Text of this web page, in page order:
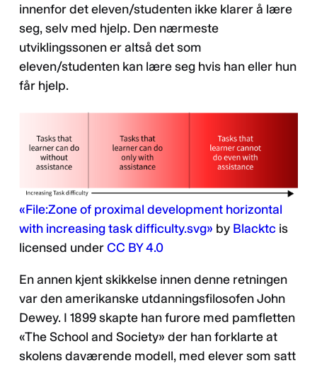
innenfor det eleven/studenten ikke klarer å lære
seg, selv med hjelp. Den nærmeste
utviklingssonen er altså det som
eleven/studenten kan lære seg hvis han eller hun
får hjelp.
«File:Zone of proximal development horizontal
with increasing task difficulty.svg» by Blacktc is
licensed underCC BY 4.0
En annen kjent skikkelse innen denne retningen
var den amerikanske utdanningsfilosofen John
Dewey. I 1899 skapte han furore med pamfletten
«The School and Society» der han forklarte at
skolens daværende modell, med elever som satt